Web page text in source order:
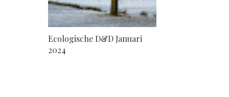
Ecologische D&D Januari
2024